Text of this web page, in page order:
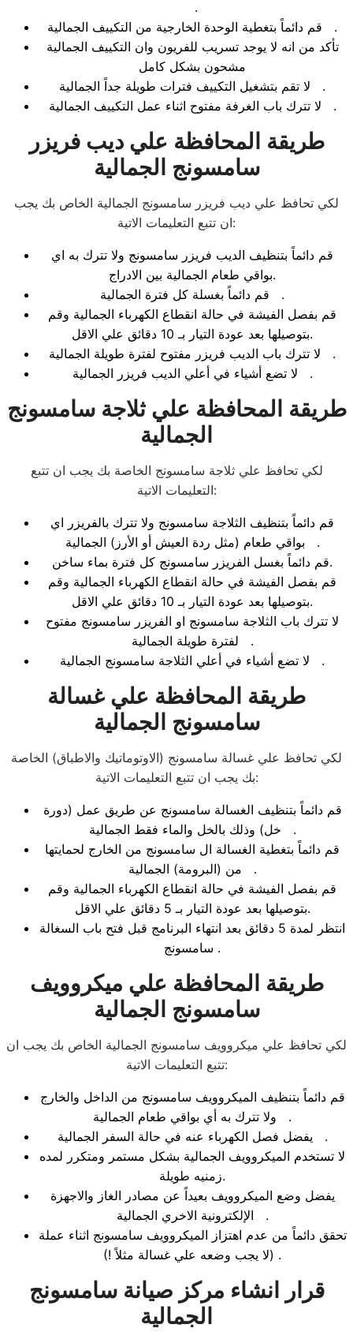
.
قم دائماً بتغطية الوحدة الخارجية من التكييف الجمالية .
تأكد من انه لا يوجد تسريب للفريون وان التكييف الجمالية
مشحون بشكل كامل
لا تقم بتشغيل التكييف فترات طويلة جداً الجمالية .
لا تترك باب الغرفة مفتوح اثناء عمل التكييف الجمالية .
طريقة المحافظة علي ديب فريزر
سامسونج الجمالية
لكي تحافظ علي ديب فريزر سامسونج الجمالية الخاص بك يجب
ان تتبع التعليمات الاتية:
قم دائماً بتنظيف الديب فريزر سامسونج ولا تترك به اي
بواقي طعام الجمالية بين الادراج.
قم دائماً بغسلة كل فترة الجمالية .
قم بفصل الفيشة في حالة انقطاع الكهرباء الجمالية وقم
بتوصيلها بعد عودة التيار بـ 10 دقائق علي الاقل.
لا تترك باب الديب فريزر مفتوح لفترة طويلة الجمالية .
لا تضع أشياء في أعلي الديب فريزر الجمالية .
طريقة المحافظة علي ثلاجة سامسونج
الجمالية
لكي تحافظ علي ثلاجة سامسونج الخاصة بك يجب ان تتبع
التعليمات الاتية:
قم دائماً بتنظيف الثلاجة سامسونج ولا تترك بالفريزر اي
بواقي طعام (مثل ردة العيش أو الأرز) الجمالية .
قم دائماً بغسل الفريزر سامسونج كل فترة بماء ساخن.
قم بفصل الفيشة في حالة انقطاع الكهرباء الجمالية وقم
بتوصيلها بعد عودة التيار بـ 10 دقائق علي الاقل.
لا تترك باب الثلاجة سامسونج او الفريزر سامسونج مفتوح
لفترة طويلة الجمالية .
لا تضع أشياء في أعلي الثلاجة سامسونج الجمالية .
طريقة المحافظة علي غسالة
سامسونج الجمالية
لكي تحافظ علي غسالة سامسونج (الاوتوماتيك والاطباق) الخاصة
بك يجب ان تتبع التعليمات الاتية:
قم دائماً بتنظيف الغسالة سامسونج عن طريق عمل (دورة
خل) وذلك بالخل والماء فقط الجمالية .
قم دائماً بتغطية الغسالة ال سامسونج من الخارج لحمايتها
من (البرومة) الجمالية .
قم بفصل الفيشة في حالة انقطاع الكهرباء الجمالية وقم
بتوصيلها بعد عودة التيار بـ 5 دقائق علي الاقل.
انتظر لمدة 5 دقائق بعد انتهاء البرنامج قبل فتح باب السغالة
سامسونج .
طريقة المحافظة علي ميكروويف
سامسونج الجمالية
لكي تحافظ علي ميكروويف سامسونج الجمالية الخاص بك يجب ان
تتبع التعليمات الاتية:
قم دائماً بتنظيف الميكروويف سامسونج من الداخل والخارج
ولا تترك به أي بواقي طعام الجمالية .
يفضل فصل الكهرباء عنه في حالة السفر الجمالية .
لا تستخدم الميكروويف الجمالية بشكل مستمر ومتكرر لمده
زمنيه طويلة.
يفضل وضع الميكروويف بعيداً عن مصادر الغاز والاجهزة
الإلكترونية الاخري الجمالية .
تحقق دائماً من عدم اهتزاز الميكروويف سامسونج اثناء عملة
(لا يجب وضعه علي غسالة مثلاً !) .
قرار انشاء مركز صيانة سامسونج
الجمالية